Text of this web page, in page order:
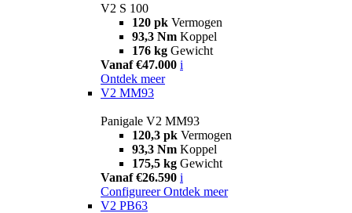
V2 S 100
120 pk Vermogen
93,3 Nm Koppel
176 kg Gewicht
Vanaf €47.000 i
Ontdek meer
V2 MM93
Panigale V2 MM93
120,3 pk Vermogen
93,3 Nm Koppel
175,5 kg Gewicht
Vanaf €26.590 i
Configureer Ontdek meer
V2 PB63